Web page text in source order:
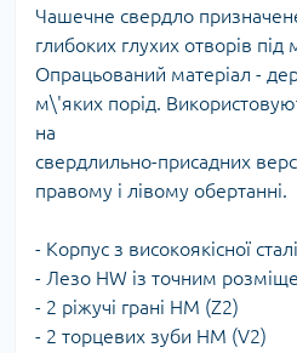
Чашечне свердло
глибоких глухих отворів
Опрацьований матеріал -
м\'яких порід.
на
свердлильно-присадних
правому і лівому обертанні.
- Корпус з високоякісної сталі
- Лезо HW із точним
- 2 ріжучі грані HM (Z2)
- 2 торцевих зуби HM (V2)